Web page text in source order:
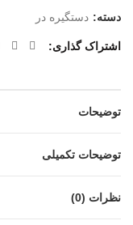
دسته: دستگیره در
اشتراک گذاری
توضیحات
توضیحات تکمیلی
نظرات (0)